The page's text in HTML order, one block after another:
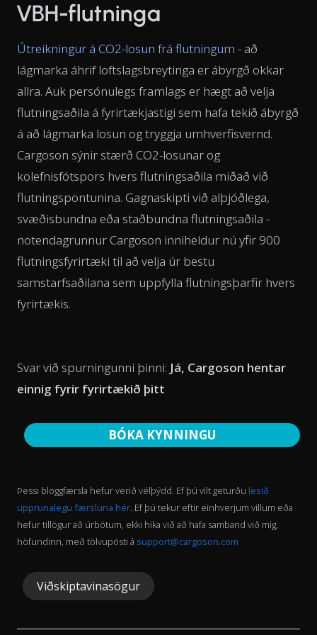
VBH-flutninga
Útreikningur á CO2-losun frá flutningum - að
lágmarka áhrif loftslagsbreytinga er ábyrgð okkar
allra. Auk persónulegs framlags er hægt að velja
flutningsaðila á fyrirtækjastigi sem hafa tekið ábyrgð
á að lágmarka losun og tryggja umhverfisvernd.
Cargoson sýnir stærð CO2-losunar og
kolefnisfótspors hvers flutningsaðila miðað við
flutningspöntunina. Gagnaskipti við alþjóðlega,
svæðisbundna eða staðbundna flutningsaðila -
notendagrunnur Cargoson inniheldur nú yfir 900
flutningsfyrirtæki til að velja úr bestu
samstarfsaðilana sem uppfylla flutningsþarfir hvers
fyrirtækis.
Svar við spurningunni þinni: Já, Cargoson hentar
einnig fyrir fyrirtækið þitt
BÓKA KYNNINGU
Þessi bloggfærsla hefur verið vélþýdd. Ef þú vilt geturðu lesið
upprunalegu færsluna hér. Ef þú tekur eftir einhverjum villum eða
hefur tillögur að úrbótum, ekki hika við að hafa samband við mig,
höfundinn, með tölvupósti á support@cargoson.com
Viðskiptavinasögur